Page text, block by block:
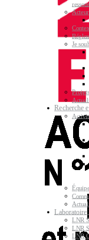
Je
Recherche
Laboratoire
LNR
LNR
LNR